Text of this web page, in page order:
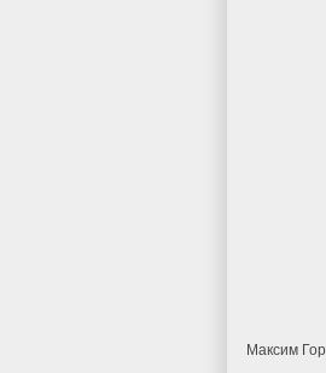
Максим